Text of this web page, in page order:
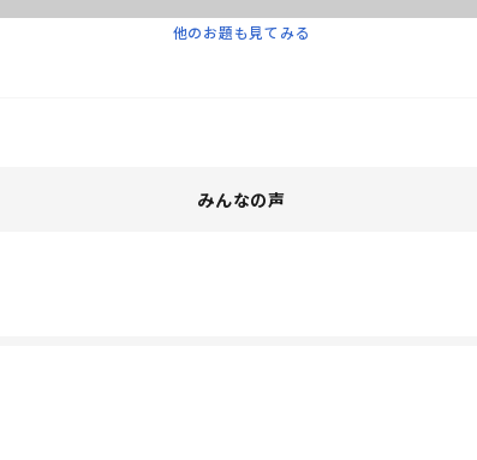
他のお題も見てみる
みんなの声